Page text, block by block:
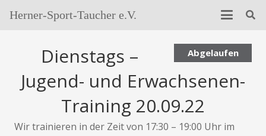
Herner-Sport-Taucher e.V.
Abgelaufen
Dienstags –
Jugend- und Erwachsenen-
Training 20.09.22
Wir trainieren in der Zeit von 17:30 – 19:00 Uhr im